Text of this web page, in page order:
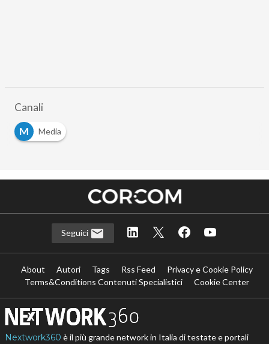
Canali
M
Media
Seguici
About Autori Tags Rss Feed
Privacy e Cookie Policy
Terms&Conditions Contenuti Specialistici
Cookie Center
Nextwork360 è il più grande network in Italia di testate e portali